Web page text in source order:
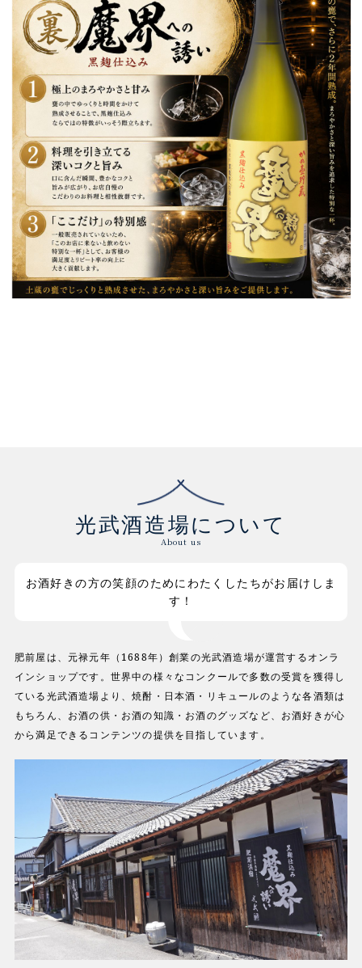
光武酒造場について
About us
お酒好きの方の笑顔のためにわたくしたちがお届けしま
す！
肥前屋は、元禄元年（1688年）創業の光武酒造場が運営するオンラ
インショップです。世界中の様々なコンクールで多数の受賞を獲得し
ている光武酒造場より、焼酎・日本酒・リキュールのような各酒類は
もちろん、お酒の供・お酒の知識・お酒のグッズなど、お酒好きが心
から満足できるコンテンツの提供を目指しています。